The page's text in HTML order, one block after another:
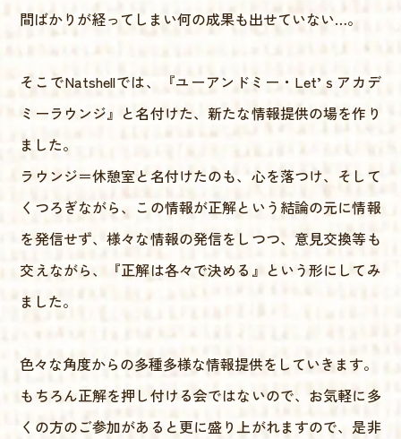
間ばかりが経ってしまい何の成果も出せていない…。
そこでNatshellでは、『ユーアンドミー・Let’ｓアカデ
ミーラウンジ』と名付けた、新たな情報提供の場を作り
ました。
ラウンジ＝休憩室と名付けたのも、心を落つけ、そして
くつろぎながら、この情報が正解という結論の元に情報
を発信せず、様々な情報の発信をしつつ、意見交換等も
交えながら、『正解は各々で決める』という形にしてみ
ました。
色々な角度からの多種多様な情報提供をしていきます。
もちろん正解を押し付ける会ではないので、お気軽に多
くの方のご参加があると更に盛り上がれますので、是非